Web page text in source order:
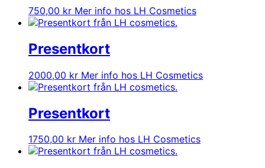
750,00 kr Mer info hos LH Cosmetics
Presentkort
2000,00 kr Mer info hos LH Cosmetics
Presentkort
1750,00 kr Mer info hos LH Cosmetics